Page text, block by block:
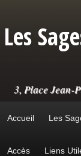
Les
3, Place Jean-
Accueil Les
Accès Liens